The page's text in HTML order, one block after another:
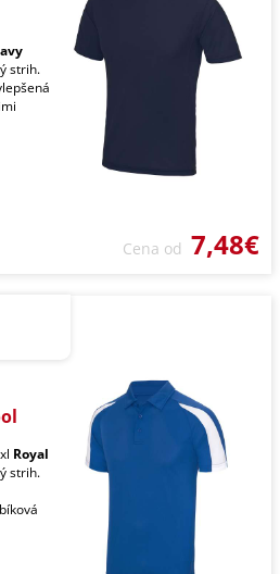
strih.
Cena od 7,48€
Royal
strih.